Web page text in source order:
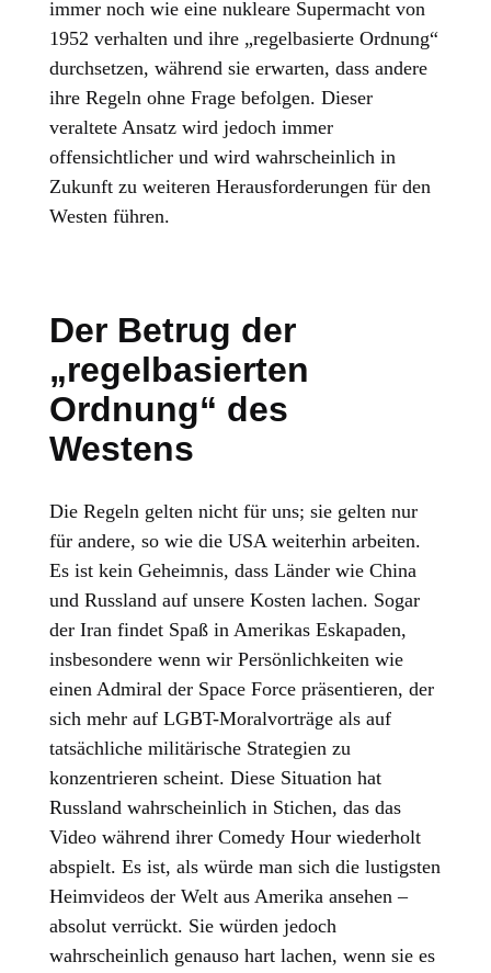
immer noch wie eine nukleare Supermacht von
1952 verhalten und ihre „regelbasierte Ordnung“
durchsetzen, während sie erwarten, dass andere
ihre Regeln ohne Frage befolgen. Dieser
veraltete Ansatz wird jedoch immer
offensichtlicher und wird wahrscheinlich in
Zukunft zu weiteren Herausforderungen für den
Westen führen.
Der Betrug der
„regelbasierten
Ordnung“ des
Westens
Die Regeln gelten nicht für uns; sie gelten nur
für andere, so wie die USA weiterhin arbeiten.
Es ist kein Geheimnis, dass Länder wie China
und Russland auf unsere Kosten lachen. Sogar
der Iran findet Spaß in Amerikas Eskapaden,
insbesondere wenn wir Persönlichkeiten wie
einen Admiral der Space Force präsentieren, der
sich mehr auf LGBT-Moralvorträge als auf
tatsächliche militärische Strategien zu
konzentrieren scheint. Diese Situation hat
Russland wahrscheinlich in Stichen, das das
Video während ihrer Comedy Hour wiederholt
abspielt. Es ist, als würde man sich die lustigsten
Heimvideos der Welt aus Amerika ansehen –
absolut verrückt. Sie würden jedoch
wahrscheinlich genauso hart lachen, wenn sie es